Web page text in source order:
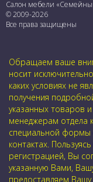
Салон мебели
© 2009-2026
Все права защищены
Обращаем ваше
носит
каких условиях не
получения
указанных товаров
менеджерам отдела
специальной формы
контактах.
регистрацией, Вы
указанную Вами,
предоставляем